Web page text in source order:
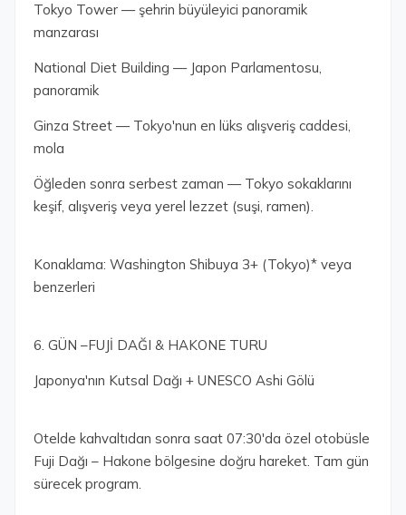
Tokyo Tower — şehrin büyüleyici panoramik
manzarası
National Diet Building — Japon Parlamentosu,
panoramik
Ginza Street — Tokyo'nun en lüks alışveriş caddesi,
mola
Öğleden sonra serbest zaman — Tokyo sokaklarını
keşif, alışveriş veya yerel lezzet (suşi, ramen).
Konaklama: Washington Shibuya 3+ (Tokyo)* veya
benzerleri
6. GÜN –FUJİ DAĞI & HAKONE TURU
Japonya'nın Kutsal Dağı + UNESCO Ashi Gölü
Otelde kahvaltıdan sonra saat 07:30'da özel otobüsle
Fuji Dağı – Hakone bölgesine doğru hareket. Tam gün
sürecek program.